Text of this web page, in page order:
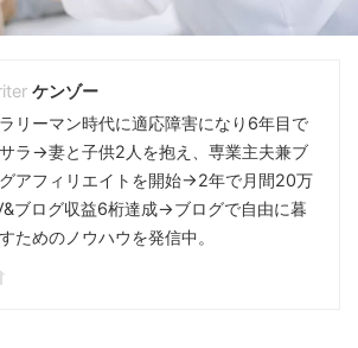
ケンゾー
リーマン時代に適応障害になり6年目で
ラ→妻と子供2人を抱え、専業主夫兼ブ
アフィリエイトを開始→2年で月間20万
ブログ収益6桁達成→ブログで自由に暮
ためのノウハウを発信中。